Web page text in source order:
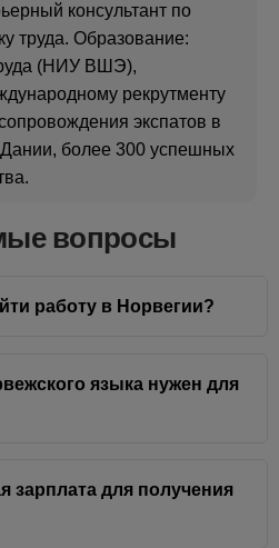
консультант по
труда. Образование:
(НИУ ВШЭ),
рекрутменту
экспатов в
более 300 успешных
вопросы
работу в Норвегии?
языка нужен для
зарплата для получения